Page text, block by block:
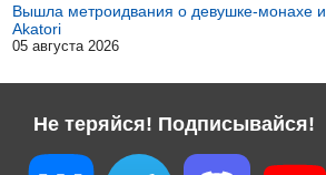
Вышла метроидвания о девушке-монахе и
Akatori
05 августа 2026
Не теряйся! Подписывайся!